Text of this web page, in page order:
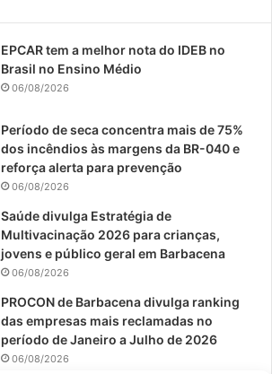
b
o
o
u
e
a
r
EPCAR tem a melhor nota do IDEB no
Brasil no Ensino Médio
06/08/2026
Período de seca concentra mais de 75%
dos incêndios às margens da BR-040 e
reforça alerta para prevenção
06/08/2026
Saúde divulga Estratégia de
Multivacinação 2026 para crianças,
jovens e público geral em Barbacena
06/08/2026
PROCON de Barbacena divulga ranking
das empresas mais reclamadas no
período de Janeiro a Julho de 2026
06/08/2026